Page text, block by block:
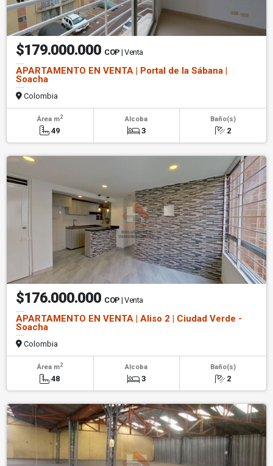
$179.000.000 COP | Venta
APARTAMENTO EN VENTA | Portal de la Sábana |
Soacha
Colombia
Área m2
49
Alcoba
3
Baño(s)
2
$176.000.000 COP | Venta
APARTAMENTO EN VENTA | Aliso 2 | Ciudad Verde -
Soacha
Colombia
Área m2
48
Alcoba
3
Baño(s)
2